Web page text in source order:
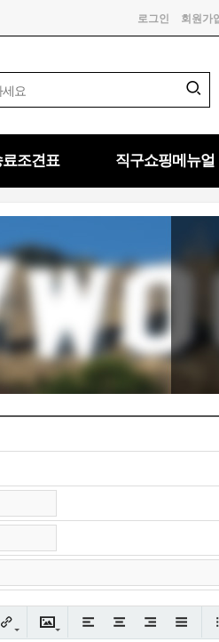
로그인 회원가
조견표 직구쇼핑메뉴얼